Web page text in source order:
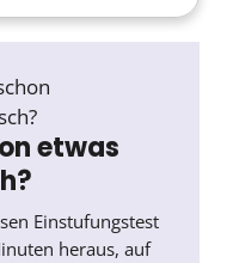
etwas
Einstufungstest
heraus, auf